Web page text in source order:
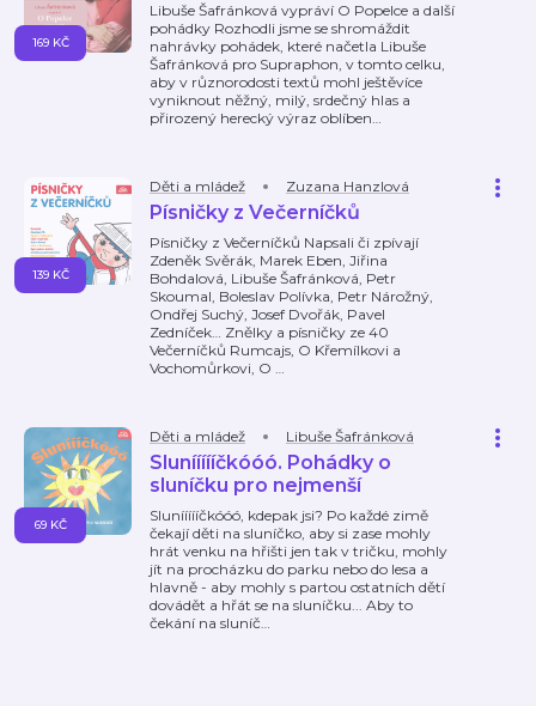
Libuše Šafránková vypráví O Popelce a další
pohádky Rozhodli jsme se shromáždit
nahrávky pohádek, které načetla Libuše
Šafránková pro Supraphon, v tomto celku,
aby v různorodosti textů mohl ještěvíce
vyniknout něžný, milý, srdečný hlas a
přirozený herecký výraz oblíben…
169 KČ
Děti a mládež Zuzana Hanzlová
Písničky z Večerníčků
Písničky z Večerníčků Napsali či zpívají
Zdeněk Svěrák, Marek Eben, Jiřina
Bohdalová, Libuše Šafránková, Petr
Skoumal, Boleslav Polívka, Petr Nárožný,
Ondřej Suchý, Josef Dvořák, Pavel
Zedníček… Znělky a písničky ze 40
Večerníčků Rumcajs, O Křemílkovi a
Vochomůrkovi, O …
139 KČ
Děti a mládež Libuše Šafránková
Sluníííííčkóóó. Pohádky o
sluníčku pro nejmenší
Sluníííííčkóóó, kdepak jsi? Po každé zimě
čekají děti na sluníčko, aby si zase mohly
hrát venku na hřišti jen tak v tričku, mohly
jít na procházku do parku nebo do lesa a
hlavně - aby mohly s partou ostatních dětí
dovádět a hřát se na sluníčku... Aby to
čekání na sluníč…
69 KČ